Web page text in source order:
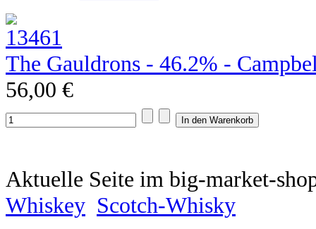
The Gauldrons - 46.2% -
56,00 €
Aktuelle Seite im big-market-
Whiskey Scotch-Whisky